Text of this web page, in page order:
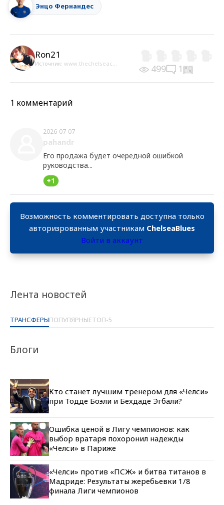
Лента новостей
ТРАНСФЕРЫПОПУЛЯРНЫЕТОП-5
Блоги
Кто станет лучшим тренером для «Челси»
при Тодде Боэли и Бехдаде Эгбали?
Ошибка ценой в Лигу чемпионов: как
выбор вратаря похоронил надежды
«Челси» в Париже
«Челси» против «ПСЖ» и битва титанов в
Мадриде: Результаты жеребьевки 1/8
финала Лиги чемпионов
Энцо Фернандес
Ron21
Источник: www.thechelseac... 499 1
1 комментарий
2026-07-07
pahandr
Его продажа будет очередной ошибкой
руководства...
+1
Возможность комментировать доступна только
авторизрованным участникам ChelseaBlues
Войти в аккаунт